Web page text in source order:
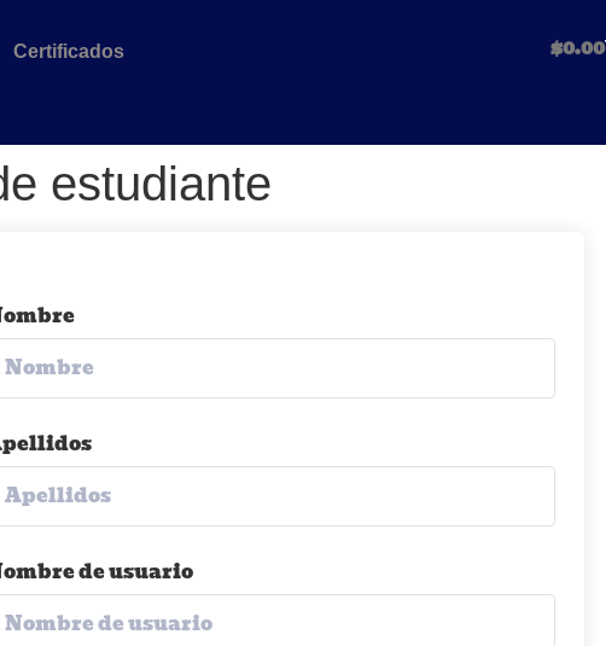
Certificados $0.00
estudiante
de usuario